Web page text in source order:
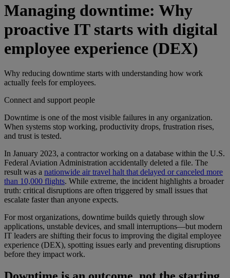
Managing downtime: Why
proactive IT starts with digital
employee experience (DEX)
Why reducing downtime starts with understanding how work
actually feels for employees.
Connect and support people
Downtime is one of the most visible failures in any organization.
When systems stop working, productivity drops, frustration rises,
and trust is tested.
In January 2023, a contractor working on a database within the U.S.
Federal Aviation Administration accidentally deleted a file. The
result was a nationwide air travel halt that delayed or canceled more
than 10,000 flights. While extreme, the incident highlights a broader
truth: critical disruptions are often triggered by small issues that
escalate faster than anyone expects.
For most organizations, downtime builds quietly through slow
applications, unstable devices, and small interruptions—but modern
IT leaders are shifting their focus to improving the digital employee
experience (DEX), spotting issues early and preventing disruptions
before they impact work.